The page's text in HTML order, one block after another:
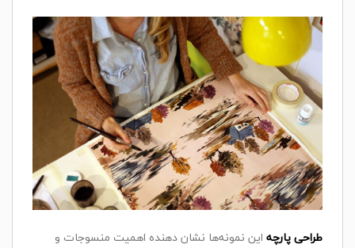
طراحی پارچه این نمونه‌ها نشان دهنده اهمیت منسوجات و